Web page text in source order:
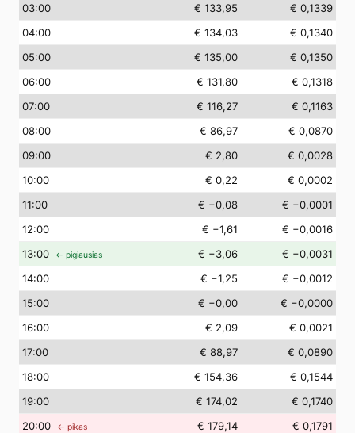
03:00 € 133,95
€ 0,1339
04:00 € 134,03
€ 0,1340
05:00 € 135,00
€ 0,1350
06:00 € 131,80
€ 0,1318
07:00 € 116,27
€ 0,1163
08:00 € 86,97
€ 0,0870
09:00 € 2,80
€ 0,0028
10:00 € 0,22
€ 0,0002
11:00 € −0,08
€ −0,0001
12:00 € −1,61
€ −0,0016
13:00 ← pigiausias € −3,06
€ −0,0031
14:00 € −1,25
€ −0,0012
15:00 € −0,00
€ −0,0000
16:00 € 2,09
€ 0,0021
17:00 € 88,97
€ 0,0890
18:00 € 154,36
€ 0,1544
19:00 € 174,02
€ 0,1740
20:00 ← pikas € 179,14
€ 0,1791